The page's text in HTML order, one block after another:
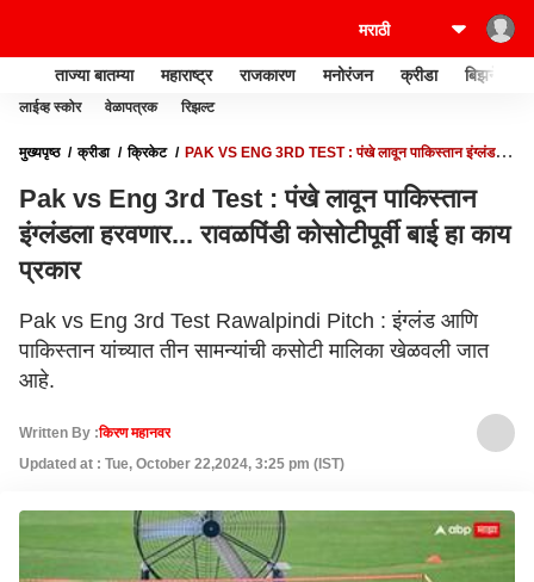
ताज्या बातम्या महाराष्ट्र राजकारण मनोरंजन क्रीडा बिझनेस
लाईव्ह स्कोर वेळापत्रक रिझल्ट
मुख्यपृष्ठ क्रीडा क्रिकेट
PAK VS ENG 3RD TEST : पंखे लावून पाकिस्तान इंग्लंडला
Pak vs Eng 3rd Test : पंखे लावून पाकिस्तान
इंग्लंडला हरवणार... रावळपिंडी कोसोटीपूर्वी बाई हा काय
प्रकार
Pak vs Eng 3rd Test Rawalpindi Pitch : इंग्लंड आणि
पाकिस्तान यांच्यात तीन सामन्यांची कसोटी मालिका खेळवली जात
आहे.
Written By :किरण महानवर
Updated at : Tue, October 22,2024, 3:25 pm (IST)